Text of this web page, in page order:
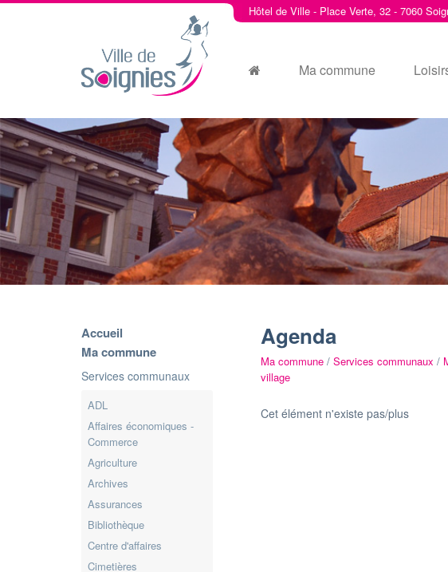
Hôtel de Ville - Place Verte, 32 - 7060
Ma commune
Accueil
Ma commune
Services communaux
ADL
Affaires économiques -
Commerce
Agriculture
Archives
Assurances
Bibliothèque
Centre d'affaires
Cimetières
Agenda
Ma commune / Services communaux /
village
Cet élément n'existe pas/plus